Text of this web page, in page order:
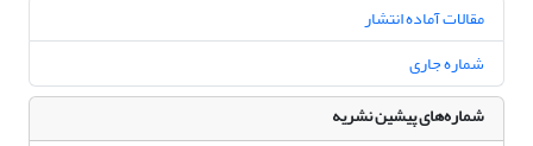
مقالات آماده انتشار
شماره جاری
شماره‌های پیشین نشریه